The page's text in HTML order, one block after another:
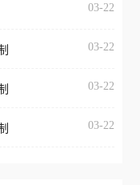
国家和地区时，
现地区及版权限
的
网易云音乐，却
无法播放”的提示
美国、加拿大、
云音乐也会像其
03-22
03-22
03-22
03-22